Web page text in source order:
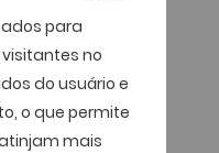
​​para
no
do usuário e
o que permite
mais